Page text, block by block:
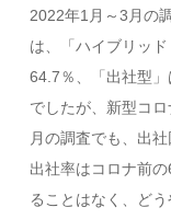
2022年1月～3月の
は、「ハイブリッ
64.7％、「出社型
でしたが、新型コ
月の調査でも、出
出社率はコロナ前
ることはなく、ど